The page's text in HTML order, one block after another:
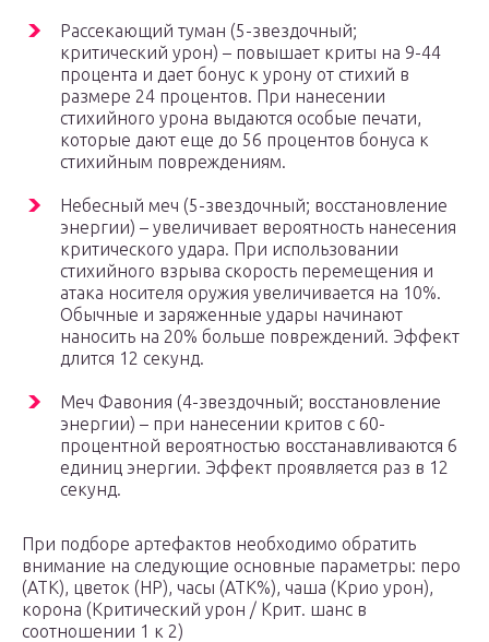
Рассекающий туман (5-звездочный;
критический урон) – повышает криты на 9-44
процента и дает бонус к урону от стихий в
размере 24 процентов. При нанесении
стихийного урона выдаются особые печати,
которые дают еще до 56 процентов бонуса к
стихийным повреждениям.
Небесный меч (5-звездочный; восстановление
энергии) – увеличивает вероятность нанесения
критического удара. При использовании
стихийного взрыва скорость перемещения и
атака носителя оружия увеличивается на 10%.
Обычные и заряженные удары начинают
наносить на 20% больше повреждений. Эффект
длится 12 секунд.
Меч Фавония (4-звездочный; восстановление
энергии) – при нанесении критов с 60-
процентной вероятностью восстанавливаются 6
единиц энергии. Эффект проявляется раз в 12
секунд.
При подборе артефактов необходимо обратить
внимание на следующие основные параметры: перо
(АТК), цветок (HP), часы (АТК%), чаша (Крио урон),
корона (Критический урон / Крит. шанс в
соотношении 1 к 2)